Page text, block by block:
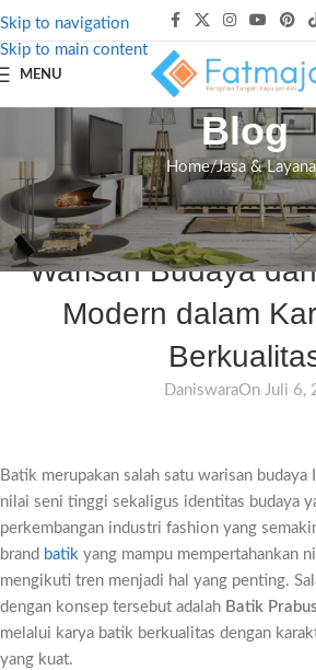
Skip to navigation
Skip to main content
MENU
Blog
Home Jasa &
JASA & LAYANAN
Batik Prabuseno:
Warisan Budaya
Modern dalam
DaniswaraOn Juli 6,
Batik merupakan salah satu warisan
nilai seni tinggi sekaligus identitas budaya
perkembangan industri fashion yang
brand batik yang mampu mempertahankan
mengikuti tren menjadi hal yang penting.
dengan konsep tersebut adalah Batik
melalui karya batik berkualitas dengan
yang kuat.